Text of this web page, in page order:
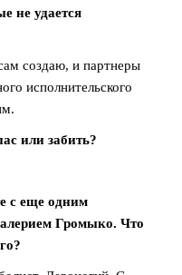
не удается
создаю, и партнеры
исполнительского
или забить?
с еще одним
Громыко. Что